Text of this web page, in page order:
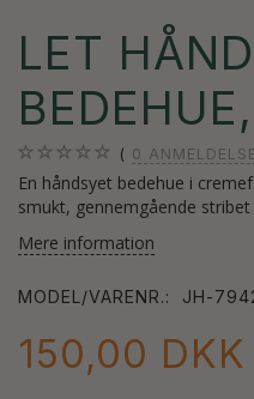
LET
0
En håndsyet bedehue i
smukt, gennemgående stribet
Mere information
MODEL/VARENR.: JH-
150,00 DKK